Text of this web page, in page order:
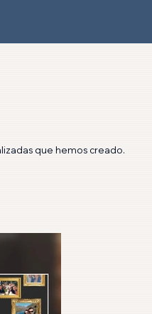
que hemos creado.